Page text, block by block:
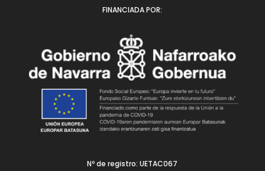
FINANCIADA POR:
Nº de registro: UETAC067